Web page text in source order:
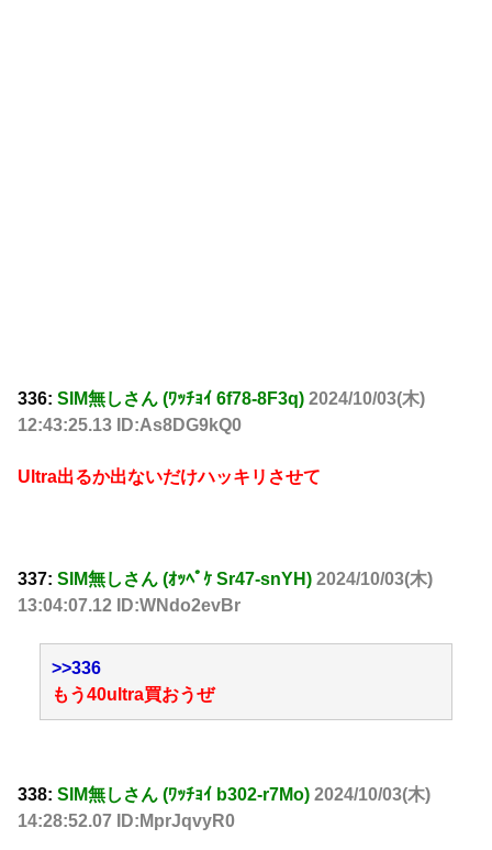
336: SIM無しさん (ﾜｯﾁｮｲ 6f78-8F3q) 2024/10/03(木)
12:43:25.13 ID:As8DG9kQ0
Ultra出るか出ないだけハッキリさせて
337: SIM無しさん (ｵｯﾍﾟｹ Sr47-snYH) 2024/10/03(木)
13:04:07.12 ID:WNdo2evBr
>>336
もう40ultra買おうぜ
338: SIM無しさん (ﾜｯﾁｮｲ b302-r7Mo) 2024/10/03(木)
14:28:52.07 ID:MprJqvyR0